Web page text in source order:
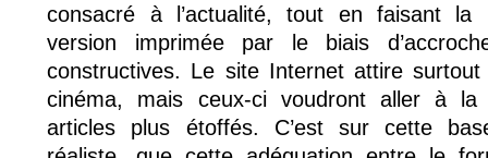
consacré à l’actualité, tout en faisant la
version imprimée par le biais
constructives. Le site Internet attire
cinéma, mais ceux-ci voudront aller à
articles plus étoffés. C’est sur cette